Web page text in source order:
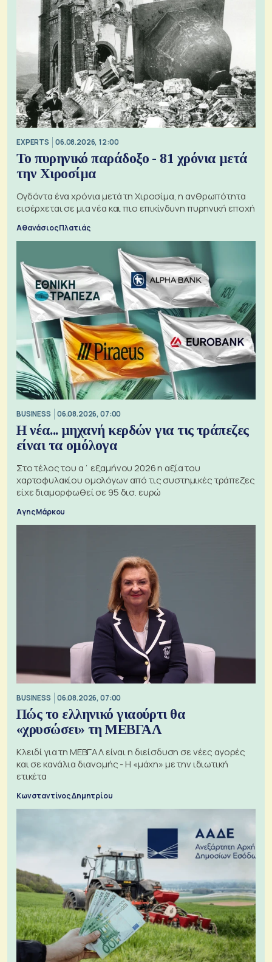
EXPERTS 06.08.2026, 12:00
Το πυρηνικό παράδοξο - 81 χρόνια μετά
την Χιροσίμα
Ογδόντα ένα χρόνια μετά τη Χιροσίμα, η ανθρωπότητα
εισέρχεται σε μια νέα και πιο επικίνδυνη πυρηνική εποχή
Αθανάσιος Πλατιάς
BUSINESS 06.08.2026, 07:00
Η νέα... μηχανή κερδών για τις τράπεζες
είναι τα ομόλογα
Στο τέλος του α΄ εξαμήνου 2026 η αξία του
χαρτοφυλακίου ομολόγων από τις συστημικές τράπεζες
είχε διαμορφωθεί σε 95 δισ. ευρώ
Αγης Μάρκου
BUSINESS 06.08.2026, 07:00
Πώς το ελληνικό γιαούρτι θα
«χρυσώσει» τη ΜΕΒΓΑΛ
Κλειδί για τη ΜΕΒΓΑΛ είναι η διείσδυση σε νέες αγορές
και σε κανάλια διανομής - Η «μάχη» με την ιδιωτική
ετικέτα
Κωνσταντίνος Δημητρίου